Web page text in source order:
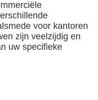
voor kantoren
zijn veelzijdig en
uw specifieke